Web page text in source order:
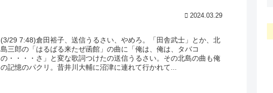
2024.03.29
(3/29 7:48)倉田裕子、送信うるさい、やめろ。「田舎武士」とか、北
島三郎の「はるばる来たぜ函館」の曲に「俺は、俺は、タバコ
の・・・・さ」と変な歌詞つけたの送信うるさい。その北島の曲も俺
の記憶のパクリ。昔井川大輔に沼津に連れて行かれて...